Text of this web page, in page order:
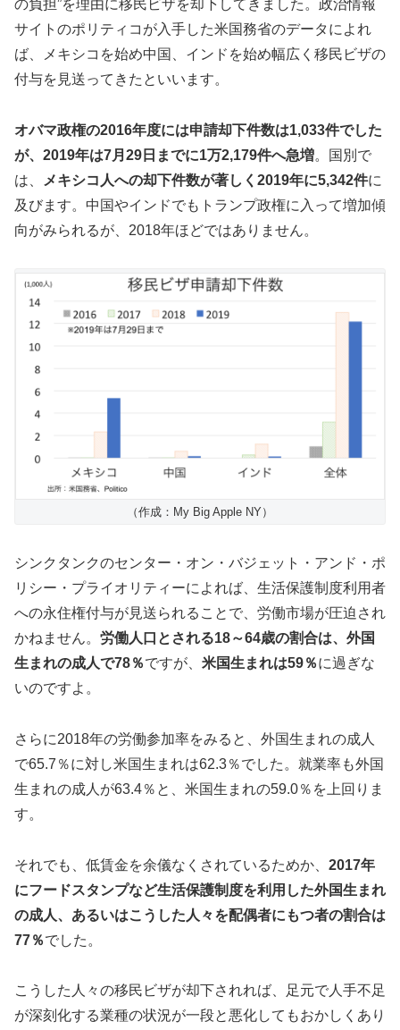
の負担”を理由に移民ビザを却下してきました。政治情報
サイトのポリティコが入手した米国務省のデータによれ
ば、メキシコを始め中国、インドを始め幅広く移民ビザの
付与を見送ってきたといいます。
オバマ政権の2016年度には申請却下件数は1,033件でした
が、2019年は7月29日までに1万2,179件へ急増。国別で
は、
メキシコ人への却下件数が著しく2019年に5,342件に
及びます。中国やインドでもトランプ政権に入って増加傾
向がみられるが、2018年ほどではありません。
（作成：My Big Apple NY）
シンクタンクのセンター・オン・バジェット・アンド・ポ
リシー・プライオリティーによれば、生活保護制度利用者
への永住権付与が見送られることで、労働市場が圧迫され
かねません。 労働人口とされる18～64歳の割合は、外国
生まれの成人で78％ですが、 米国生まれは59％に過ぎな
いのですよ。
さらに2018年の労働参加率をみると、外国生まれの成人
で65.7％に対し米国生まれは62.3％でした。就業率も外国
生まれの成人が63.4％と、米国生まれの59.0％を上回りま
す。
それでも、低賃金を余儀なくされているためか、 2017年
にフードスタンプなど生活保護制度を利用した外国生まれ
の成人、あるいはこうした人々を配偶者にもつ者の割合は
77％でした。
こうした人々の移民ビザが却下されれば、足元で人手不足
が深刻化する業種の状況が一段と悪化してもおかしくあり